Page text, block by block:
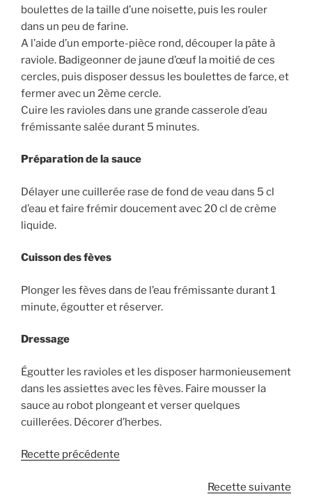
boulettes de la taille d’une noisette, puis les rouler
dans un peu de farine.
A l’aide d’un emporte-pièce rond, découper la pâte à
raviole. Badigeonner de jaune d’œuf la moitié de ces
cercles, puis disposer dessus les boulettes de farce, et
fermer avec un 2ème cercle.
Cuire les ravioles dans une grande casserole d’eau
frémissante salée durant 5 minutes.
Préparation de la sauce
Délayer une cuillerée rase de fond de veau dans 5 cl
d’eau et faire frémir doucement avec 20 cl de crème
liquide.
Cuisson des fèves
Plonger les fèves dans de l’eau frémissante durant 1
minute, égoutter et réserver.
Dressage
Égoutter les ravioles et les disposer harmonieusement
dans les assiettes avec les fèves. Faire mousser la
sauce au robot plongeant et verser quelques
cuillerées. Décorer d’herbes.
Recette précédente
Recette suivante